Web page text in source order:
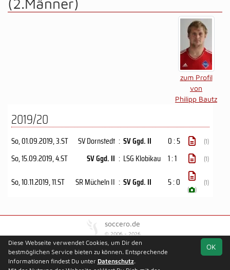
zum Profil
von
Philipp Bautz
2019/20
So, 01.09.2019, 3.ST SV Dornstedt : SV Ggd. II 0 : 5 (1)
So, 15.09.2019, 4.ST SV Ggd. II : LSG Klobikau 1 : 1 (1)
So, 10.11.2019, 11.ST SR Mücheln II : SV Ggd. II 5 : 0
( )
(1)
soccero.de
© 2006 - 2026
Besucherstatistik Kontakt Kinderschutz
Geburtstage
Datenschutz
OK
Diese Webseite verwendet Cookies, um Dir den
bestmöglichen Service bieten zu können. Entsprechende
Informationen findest Du unter Datenschutz.